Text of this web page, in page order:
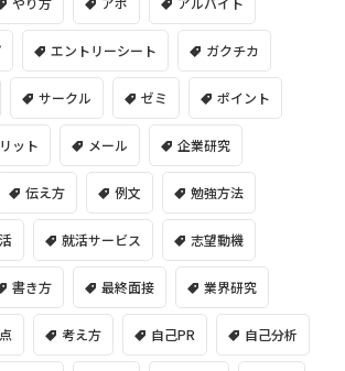
エントリーシート ガクチカ
サークル ゼミ ポイント
ット メール 企業研究
伝え方 例文 勉強方法
就活サービス 志望動機
書き方 最終面接 業界研究
考え方 自己PR 自己分析